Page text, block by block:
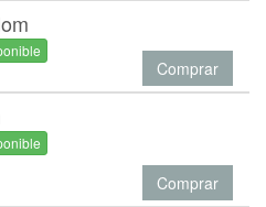
Comprar
Comprar